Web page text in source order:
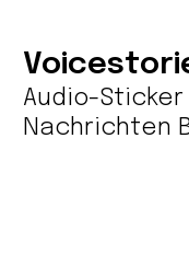
Audio-
Nachrichten